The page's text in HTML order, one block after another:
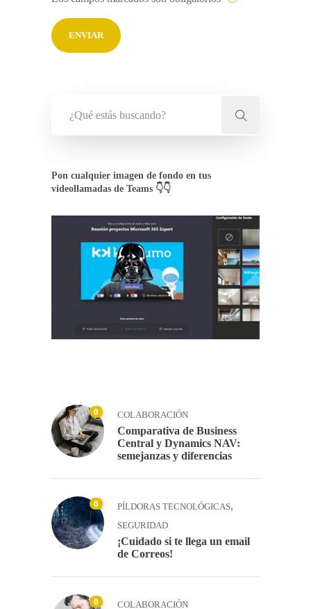
Pon cualquier imagen de fondo en tus
videollamadas de Teams 👇👇
0 COLABORACIÓN
Comparativa de Business
Central y Dynamics NAV:
semejanzas y diferencias
0 PÍLDORAS TECNOLÓGICAS,
SEGURIDAD
¡Cuidado si te llega un email
de Correos!
0 COLABORACIÓN